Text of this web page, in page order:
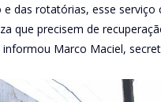
das rotatórias, esse
que precisem de
informou Marco Maciel,